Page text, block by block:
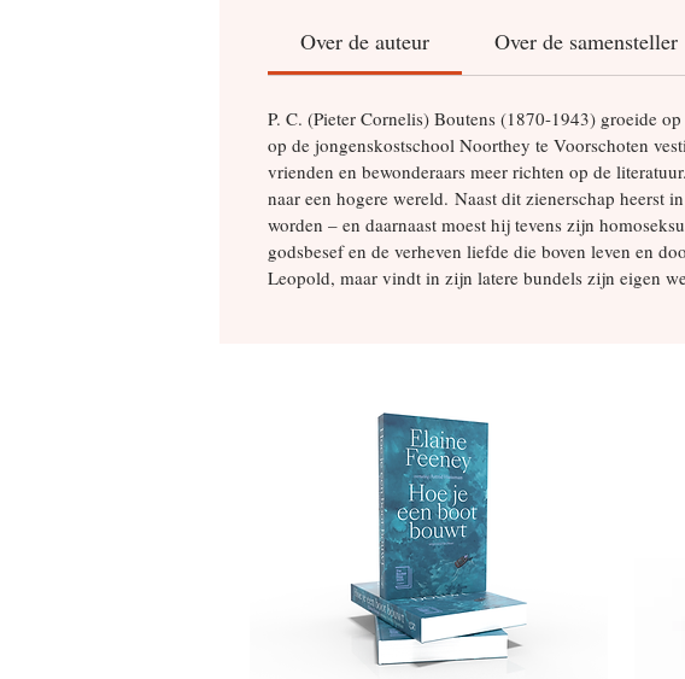
Over de auteur Over de samensteller
P. C. (Pieter Cornelis) Boutens (1870-1943) groeide
op de jongenskostschool Noorthey te Voorschoten
vrienden en bewonderaars meer richten op de
naar een hogere wereld. Naast dit zienerschap
worden – en daarnaast moest hij tevens zijn
godsbesef en de verheven liefde die boven leven en
Leopold, maar vindt in zijn latere bundels zijn eigen